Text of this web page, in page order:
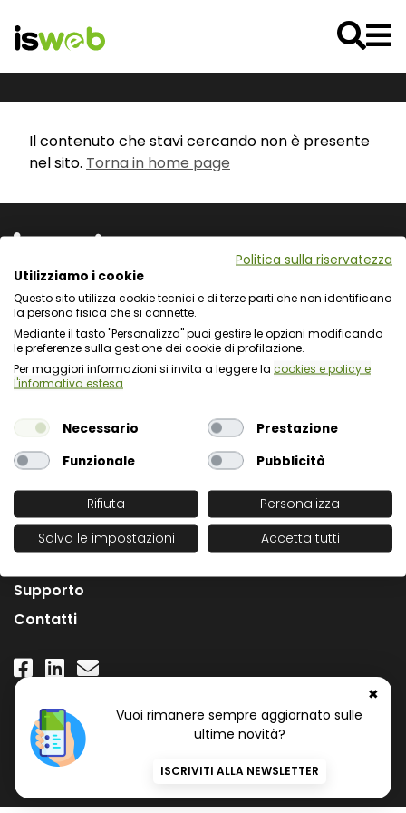
Il contenuto che stavi cercando non è presente
nel sito. Torna in home page
✖
Vuoi rimanere sempre aggiornato sulle
ultime novità?
ISCRIVITI ALLA NEWSLETTER
Via L. Cadorna 31 - 67051 Avezzano (AQ)
Via Fiume Giallo 3 - 00144 Roma
Registro delle Imprese del Gran Sasso d'Italia
C.F. e numero d'iscrizione: 01722270665
L'Azienda
Supporto
Contatti
Numero Verde Gratuito
800 97 34 34
Politica sulla riservatezza
Utilizziamo i cookie
Questo sito utilizza cookie tecnici e di terze parti che non identificano
la persona fisica che si connette.
Mediante il tasto "Personalizza" puoi gestire le opzioni modificando
le preferenze sulla gestione dei cookie di profilazione.
Per maggiori informazioni si invita a leggere la cookies e policy e
l'informativa estesa.
Necessario
Prestazione
Funzionale
Pubblicità
Rifiuta
Personalizza
Salva le impostazioni
Accetta tutti